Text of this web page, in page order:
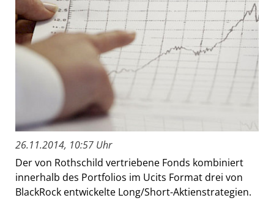
26.11.2014, 10:57 Uhr
Der von Rothschild vertriebene Fonds kombiniert
innerhalb des Portfolios im Ucits Format drei von
BlackRock entwickelte Long/Short-Aktienstrategien.